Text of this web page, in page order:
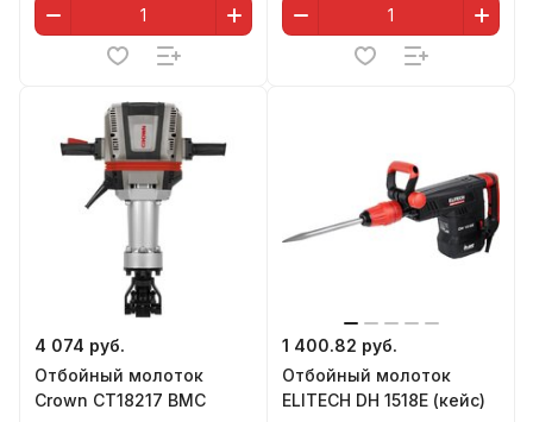
4 074 руб.
Отбойный молоток
Crown CT18217 BMC
1 400.82 руб.
Отбойный молоток
ELITECH DH 1518E (кейс)